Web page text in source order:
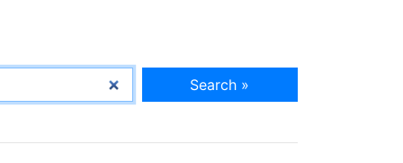
Search »